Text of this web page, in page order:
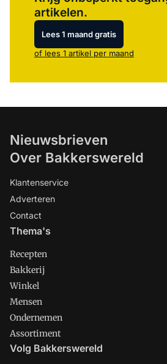
artikelen.
Lees 1 maand gratis
of lees 1 artikel per maand
Nieuwsbrieven
Over Bakkerswereld
Klantenservice
Adverteren
Contact
Thema's
Recepten
Bakkerij
Winkel
Mensen
Ondernemen
Assortiment
Volg Bakkerswereld